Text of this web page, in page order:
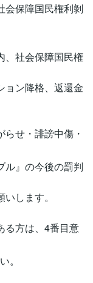
会保障国民権利剝
、社会保障国民権
ョン降格、返還金
せ・誹謗中傷・
ル』の今後の罰判
します。
る方は、4番目意
。